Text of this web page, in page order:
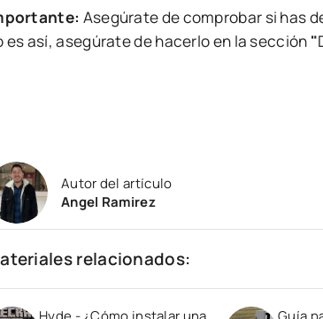
Asegúrate de comprobar si has
es así, asegúrate de hacerlo en la sección "
Autor del artículo
Angel Ramirez
relacionados: